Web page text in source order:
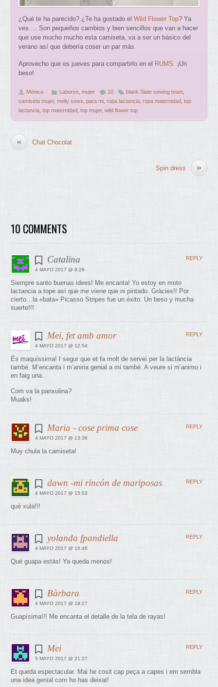
¿Qué te ha parecido? ¿Te ha gustado elWild Flower Top? Ya
ves…. Son pequeños cambios y bien sencillos que van a hacer
que use mucho mucho esta camiseta, va a ser un básico del
verano así que debería coser un par más.
Aprovecho que es jueves para compartirlo en el RUMS . ¡Un
beso!
Mònica Labores ,mujer 10 blank Slate sewing team
camiseta mujer,melly sews ,para mi ,ropa lactancia ,ropa maternidad ,top
lactancia ,top maternidad ,top mujer,wild flower top
« Chat Chocolat
»
Spin dress
10 COMMENTS
Catalina
4 MAYO 2017 @ 9:26
Siempre santo buenas idees! Me encanta! Yo estoy en moto
lactancia a tope así que me viene que ni pintado. Gràcies!! Por
cierto…la «bata» Picasso Stripes fue un éxito. Un beso y mucha
suerte!!!
REPLY
Mei, fet amb amor
4 MAYO 2017 @ 12:54
És maquíssima! I segur que et fa molt de servei per la lactància
també. M’encanta i m’aniria genial a mi també. A veure si m’animo i
en faig una.
Com va la panxulina?
Muaks!
REPLY
Maria - cose prima cose
4 MAYO 2017 @ 13:36
Muy chula la camiseta!
REPLY
dawn -mi rincón de mariposas
4 MAYO 2017 @ 15:03
què xula!!!
REPLY
yolanda fpandiella
4 MAYO 2017 @ 16:46
Qué guapa estás! Ya queda menos!
REPLY
Bàrbara
4 MAYO 2017 @ 19:27
Guapísima!!! Me encanta el detalle de la tela de rayas!
REPLY
Mei
5 MAYO 2017 @ 21:27
Et queda espectacular. Mai he cosit cap peça a capes i em sembla
una idea genial com ho has deixat!
REPLY